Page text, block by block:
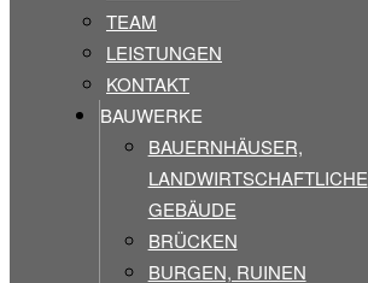
TEAM
LEISTUNGEN
KONTAKT
BAUWERKE
BAUERNHÄUSER,
LANDWIRTSCHAFTLICHE
GEBÄUDE
BRÜCKEN
BURGEN, RUINEN